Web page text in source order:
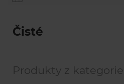
Čisté
Produkty z kategorie